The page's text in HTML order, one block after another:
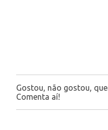
P
o
s
Gostou, não gostou,
Comenta aí!